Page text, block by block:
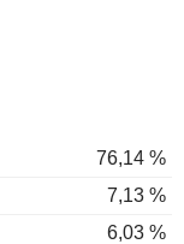
76,14 %
7,13 %
6,03 %